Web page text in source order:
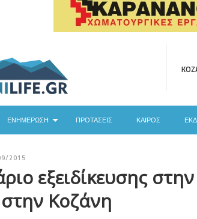
ΕΝΗΜΈΡΩΣΗ ΠΡΟΤΆΣΕΙΣ ΚΑΙΡΌΣ
2015
εξειδίκευσης
Κοζάνη